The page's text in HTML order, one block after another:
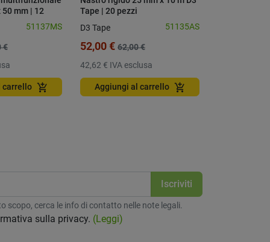
50 mm | 12
51137MS
€
carrello add_shopping_cart
Tape | 20 pezzi
D3 Tape 51135AS
52,00 € 62,00 €
42,62 € IVA esclusa
Aggiungi al carrello add_shopping_cart
scopo, cerca le info di contatto nelle note legali.
sulla privacy. (Leggi)